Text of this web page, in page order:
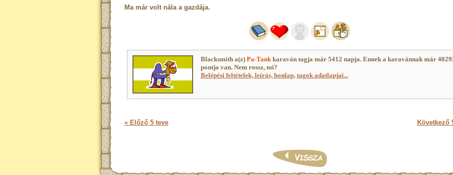
Ma már volt nála a gazdája.
Blacksmith a(z) Pa-Tankkaraván tagja már 5412 napja. Ennek a karavánnak már
pontja van. Nem rossz, mi?
Belépési feltételek, leírás, honlap, tagok adatlapjai...
« Előző 5 teve Következő